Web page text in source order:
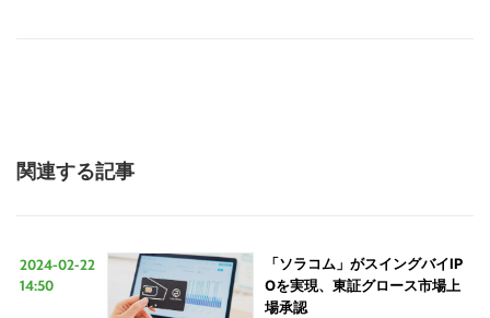
関連する記事
2024-02-22
14:50
「ソラコム」がスイングバイIP
Oを実現、東証グロース市場上
場承認